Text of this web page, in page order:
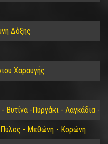
Δόξης
Χαραυγής
Βυτίνα -Πυργάκι - Λαγκάδια -
Πύλος - Μεθώνη - Κορώνη